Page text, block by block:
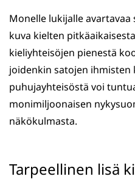
Monelle lukijalle
kuva kielten
kieliyhteisöjen pienestä
joidenkin satojen
puhujayhteisöstä voi
monimiljoonaisen
näkökulmasta.
Tarpeellinen lisä